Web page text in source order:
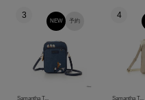
3
予約
NEW
Samantha T...
4
Samantha T...